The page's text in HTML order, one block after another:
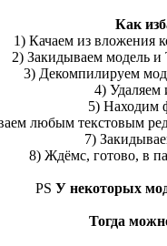
Как
1) Качаем из вложения
2) Закидываем модель
3) Декомпилируем
4) Удаляем
5) Находим
любым текстовым
7)
8) Ждёмс, готово, в
PS У некоторых
Тогда